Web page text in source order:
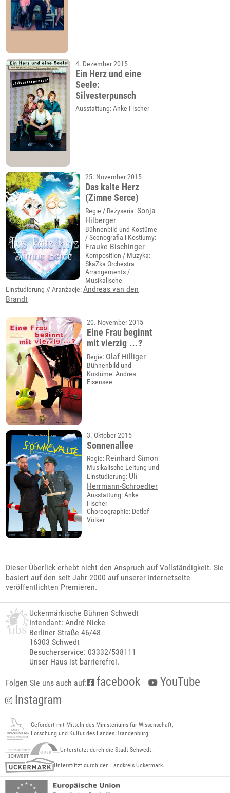
4. Dezember 2015
Ein Herz und eine
Seele:
Silvesterpunsch
Ausstattung: Anke Fischer
25. November 2015
Das kalte Herz
(Zimne Serce)
Regie / Reżyseria:Sonja
Hilberger
Bühnenbild und Kostüme
/ Scenografia i Kostiumy:
Frauke Bischinger
Komposition / Muzyka:
SkaZka Orchestra
Arrangements /
Musikalische
Einstudierung // Aranżacje:Andreas van den
Brandt
20. November 2015
Eine Frau beginnt
mit vierzig …?
Regie: Olaf Hilliger
Bühnenbild und
Kostüme: Andrea
Eisensee
3. Oktober 2015
Sonnenallee
Regie: Reinhard Simon
Musikalische Leitung und
Einstudierung: Uli
Herrmann-Schroedter
Ausstattung: Anke
Fischer
Choreographie: Detlef
Völker
Dieser Überlick erhebt nicht den Anspruch auf Vollständigkeit. Sie
basiert auf den seit Jahr 2000 auf unserer Internetseite
veröffentlichten Premieren.
Uckermärkische Bühnen Schwedt
Intendant: André Nicke
Berliner Straße 46/48
16303 Schwedt
Besucherservice: 03332/538111
Unser Haus ist barrierefrei.
Folgen Sie uns auch auf: facebook
YouTube
Instagram
Gefördert mit Mitteln des Ministeriums für Wissenschaft,
Forschung und Kultur des Landes Brandenburg.
Unterstützt durch die Stadt Schwedt.
Unterstützt durch den Landkreis Uckermark.